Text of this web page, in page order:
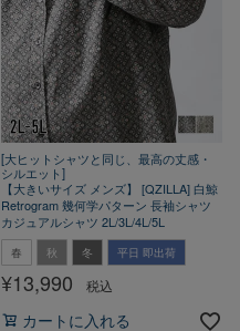
[大ヒットシャツと同じ、最高の丈感・
シルエット]
【大きいサイズ メンズ】 [QZILLA] 白鯨
Retrogram 幾何学パターン 長袖シャツ
カジュアルシャツ 2L/3L/4L/5L
春 秋 冬 平日 即出荷
¥13,990 税込
カートに入れる